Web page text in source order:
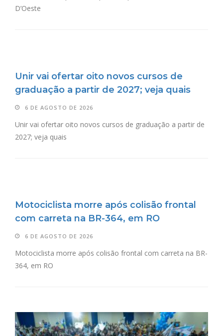
D’Oeste
Unir vai ofertar oito novos cursos de
graduação a partir de 2027; veja quais
6 DE AGOSTO DE 2026
Unir vai ofertar oito novos cursos de graduação a partir de
2027; veja quais
Motociclista morre após colisão frontal
com carreta na BR-364, em RO
6 DE AGOSTO DE 2026
Motociclista morre após colisão frontal com carreta na BR-
364, em RO